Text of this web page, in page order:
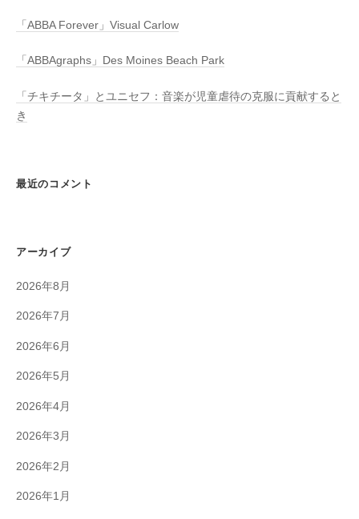
「ABBA Forever」Visual Carlow
「ABBAgraphs」Des Moines Beach Park
「チキチータ」とユニセフ：音楽が児童虐待の克服に貢献すると
き
最近のコメント
アーカイブ
2026年8月
2026年7月
2026年6月
2026年5月
2026年4月
2026年3月
2026年2月
2026年1月